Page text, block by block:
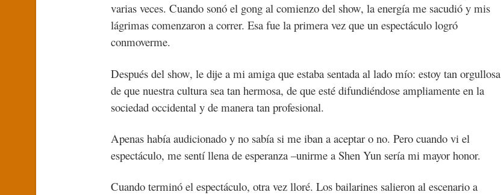
varias veces. Cuando sonó el gong al comienzo del show, la energía me sacudió y mis
lágrimas comenzaron a correr. Esa fue la primera vez que un espectáculo logró
conmoverme.
Después del show, le dije a mi amiga que estaba sentada al lado mío: estoy tan orgullosa
de que nuestra cultura sea tan hermosa, de que esté difundiéndose ampliamente en la
sociedad occidental y de manera tan profesional.
Apenas había audicionado y no sabía si me iban a aceptar o no. Pero cuando vi el
espectáculo, me sentí llena de esperanza –unirme a Shen Yun sería mi mayor honor.
Cuando terminó el espectáculo, otra vez lloré. Los bailarines salieron al escenario a